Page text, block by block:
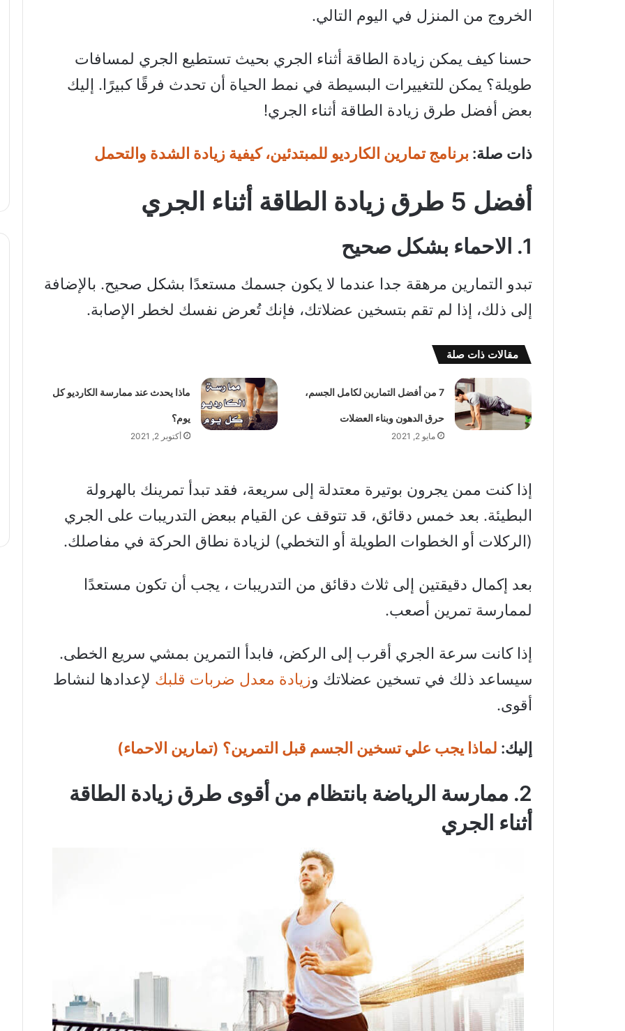
الخروج من المنزل في اليوم التالي.
حسنا كيف يمكن زيادة الطاقة أثناء الجري بحيث تستطيع الجري لمسافات
طويلة؟ يمكن للتغييرات البسيطة في نمط الحياة أن تحدث فرقًا كبيرًا. إليك
بعض أفضل طرق زيادة الطاقة أثناء الجري!
ذات صلة: برنامج تمارين الكارديو للمبتدئين، كيفية زيادة الشدة والتحمل
أفضل 5 طرق زيادة الطاقة أثناء الجري
1. الاحماء بشكل صحيح
تبدو التمارين مرهقة جدا عندما لا يكون جسمك مستعدًا بشكل صحيح. بالإضافة
إلى ذلك، إذا لم تقم بتسخين عضلاتك، فإنك تُعرض نفسك لخطر الإصابة.
مقالات ذات صلة
7 من أفضل التمارين لكامل الجسم،
حرق الدهون وبناء العضلات
مايو 2, 2021
ماذا يحدث عند ممارسة الكارديو كل
يوم؟
أكتوبر 2, 2021
إذا كنت ممن يجرون بوتيرة معتدلة إلى سريعة، فقد تبدأ تمرينك بالهرولة
البطيئة. بعد خمس دقائق، قد تتوقف عن القيام ببعض التدريبات على الجري
(الركلات أو الخطوات الطويلة أو التخطي) لزيادة نطاق الحركة في مفاصلك.
بعد إكمال دقيقتين إلى ثلاث دقائق من التدريبات ، يجب أن تكون مستعدًا
لممارسة تمرين أصعب.
إذا كانت سرعة الجري أقرب إلى الركض، فابدأ التمرين بمشي سريع الخطى.
سيساعد ذلك في تسخين عضلاتك وزيادة معدل ضربات قلبك لإعدادها لنشاط
أقوى.
إليك: لماذا يجب علي تسخين الجسم قبل التمرين؟ (تمارين الاحماء)
2. ممارسة الرياضة بانتظام من أقوى طرق زيادة الطاقة
أثناء الجري